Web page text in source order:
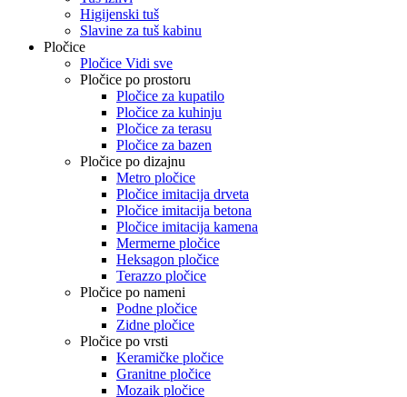
Higijenski tuš
Slavine za tuš kabinu
Pločice
Pločice Vidi sve
Pločice po prostoru
Pločice za kupatilo
Pločice za kuhinju
Pločice za terasu
Pločice za bazen
Pločice po dizajnu
Metro pločice
Pločice imitacija drveta
Pločice imitacija betona
Pločice imitacija kamena
Mermerne pločice
Heksagon pločice
Terazzo pločice
Pločice po nameni
Podne pločice
Zidne pločice
Pločice po vrsti
Keramičke pločice
Granitne pločice
Mozaik pločice